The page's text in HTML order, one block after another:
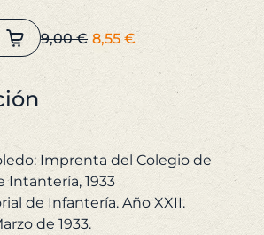
9,00€ El
precio
era:
9,00 €.
8,55 €El
8,55 €.
Imprenta del Colegio de
Intantería, 1933
de Infantería. Año XXII.
de 1933.